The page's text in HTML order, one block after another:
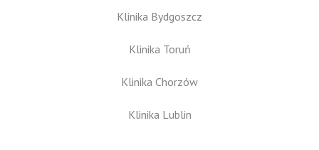
Klinika Bydgoszcz
Klinika Toruń
Klinika Chorzów
Klinika Lublin